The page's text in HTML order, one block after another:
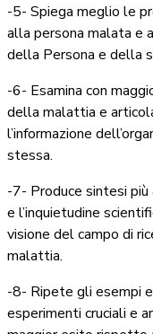
-5- Spiega meglio le
alla persona malata e
della Persona e della
-6- Esamina con
della malattia e
l’informazione
stessa.
-7- Produce sintesi
e l’inquietudine
visione del campo di
malattia.
-8- Ripete gli esempi
esperimenti cruciali e